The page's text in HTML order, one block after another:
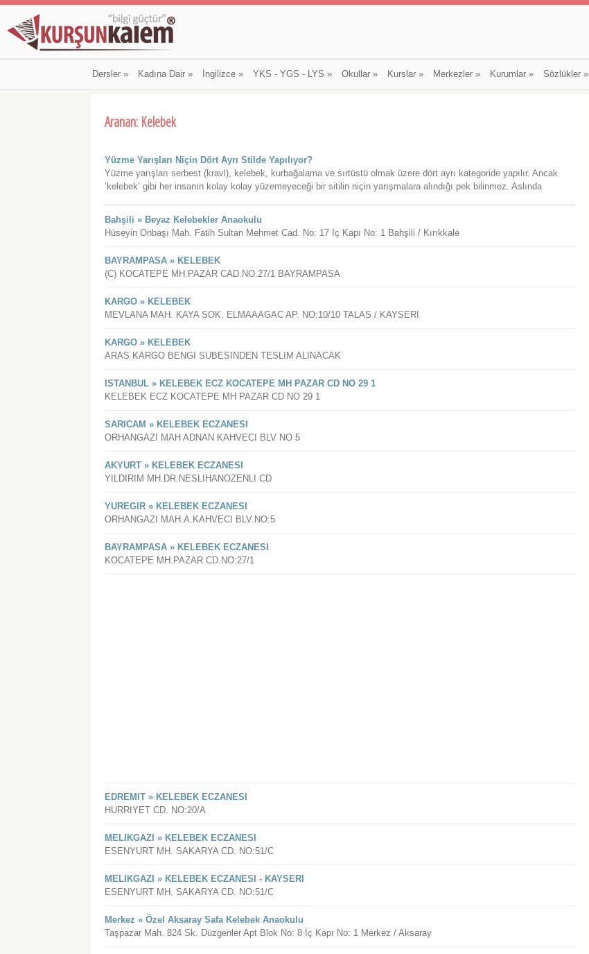
Dersler» Kadına Dair» İngilizce» YKS - YGS - LYS » Okullar» Kurslar» Merkezler» Kurumlar» Sözlükler»
Aranan: Kelebek
Yüzme Yarışları Niçin Dört Ayrı Stilde Yapılıyor?
Yüzme yarışları serbest (kravl), kelebek, kurbağalama ve sırtüstü olmak üzere dört ayrı kategoride yapılır. Ancak
’kelebek’ gibi her insanın kolay kolay yüzemeyeceği bir sitilin niçin yarışmalara alındığı pek bilinmez. Aslında
Bahşili » Beyaz Kelebekler Anaokulu
Hüseyin Onbaşı Mah. Fatih Sultan Mehmet Cad. No: 17 İç Kapı No: 1 Bahşili / Kırıkkale
BAYRAMPASA » KELEBEK
(C) KOCATEPE MH.PAZAR CAD.NO.27/1 BAYRAMPASA
KARGO » KELEBEK
MEVLANA MAH. KAYA SOK. ELMAAAGAC AP. NO:10/10 TALAS / KAYSERI
KARGO » KELEBEK
ARAS KARGO BENGI SUBESINDEN TESLIM ALINACAK
ISTANBUL » KELEBEK ECZ KOCATEPE MH PAZAR CD NO 29 1
KELEBEK ECZ KOCATEPE MH PAZAR CD NO 29 1
SARICAM » KELEBEK ECZANESI
ORHANGAZI MAH ADNAN KAHVECI BLV NO 5
AKYURT » KELEBEK ECZANESI
YILDIRIM MH.DR.NESLIHANOZENLI CD
YUREGIR » KELEBEK ECZANESI
ORHANGAZI MAH.A.KAHVECI BLV.NO:5
BAYRAMPASA » KELEBEK ECZANESI
KOCATEPE MH.PAZAR CD.NO:27/1
EDREMIT » KELEBEK ECZANESI
HURRIYET CD. NO:20/A
MELIKGAZI » KELEBEK ECZANESI
ESENYURT MH. SAKARYA CD. NO:51/C
MELIKGAZI » KELEBEK ECZANESI - KAYSERI
ESENYURT MH. SAKARYA CD. NO:51/C
Merkez » Özel Aksaray Safa Kelebek Anaokulu
Taşpazar Mah. 824 Sk. Düzgenler Apt Blok No: 8 İç Kapı No: 1 Merkez / Aksaray